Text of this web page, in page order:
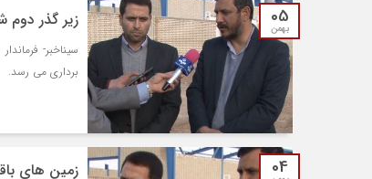
05
بهمن زیر گذر دوم شهرک
برداری می رسد.
04 زمین های